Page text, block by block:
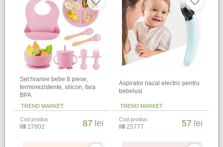
Set hranire bebe 8 piese,
termorezistente, silicon, fara
BPA
TREND MARKET
Cod produs
27802 87 lei
Aspirator nazal electric pentru
bebelusi
TREND MARKET
Cod produs
25777 57 lei